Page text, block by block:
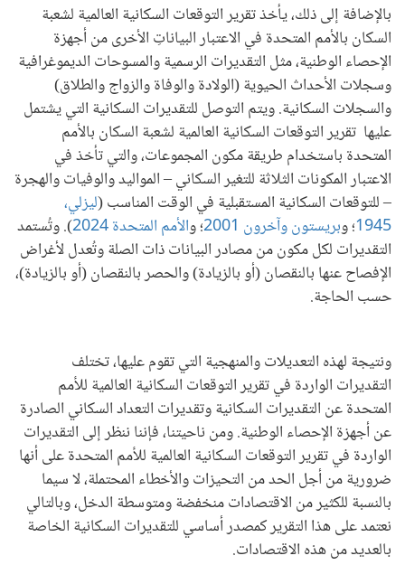
بالإضافة إلى ذلك، يأخذ تقرير التوقعات السكانية العالمية لشعبة
السكان بالأمم المتحدة في الاعتبار البياناتِ الأخرى من أجهزة
الإحصاء الوطنية، مثل التقديرات الرسمية والمسوحات الديموغرافية
وسجلات الأحداث الحيوية (الولادة والوفاة والزواج والطلاق)
والسجلات السكانية. ويتم التوصل للتقديرات السكانية التي يشتمل
عليها تقرير التوقعات السكانية العالمية لشعبة السكان بالأمم
المتحدة باستخدام طريقة مكون المجموعات، والتي تأخذ في
الاعتبار المكونات الثلاثة للتغير السكاني – المواليد والوفيات والهجرة
– للتوقعات السكانية المستقبلية في الوقت المناسب (ليزلي،
1945؛ وبريستون وآخرون 2001 ؛ والأمم المتحدة 2024
). وتُستمد
التقديرات لكل مكون من مصادر البيانات ذات الصلة وتُعدل لأغراض
الإفصاح عنها بالنقصان (أو بالزيادة) والحصر بالنقصان (أو بالزيادة)،
حسب الحاجة.
ونتيجة لهذه التعديلات والمنهجية التي تقوم عليها، تختلف
التقديرات الواردة في تقرير التوقعات السكانية العالمية للأمم
المتحدة عن التقديرات السكانية وتقديرات التعداد السكاني الصادرة
عن أجهزة الإحصاء الوطنية. ومن ناحيتنا، فإننا ننظر إلى التقديرات
الواردة في تقرير التوقعات السكانية العالمية للأمم المتحدة على أنها
ضرورية من أجل الحد من التحيزات والأخطاء المحتملة، لا سيما
بالنسبة للكثير من الاقتصادات منخفضة ومتوسطة الدخل، وبالتالي
نعتمد على هذا التقرير كمصدر أساسي للتقديرات السكانية الخاصة
بالعديد من هذه الاقتصادات.